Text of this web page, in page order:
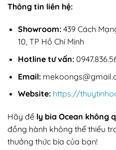
Thông tin liên hệ:
Showroom:439 Cách
10, TP Hồ Chí Minh
Hotline tư vấn:
Email:
Website: https://
Hãy để ly bia Ocean không
đồng hành không thể thiếu
thưởng thức bia của bạn!